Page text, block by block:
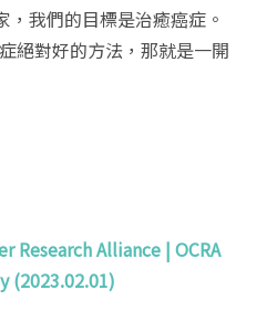
我們的目標是治癒癌症。
絕對好的方法，那就是一開
Research Alliance | OCRA
(2023.02.01)